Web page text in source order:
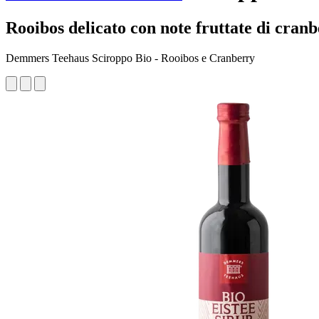
Rooibos delicato con note fruttate di
Demmers Teehaus Sciroppo Bio - Rooibos e Cranberry